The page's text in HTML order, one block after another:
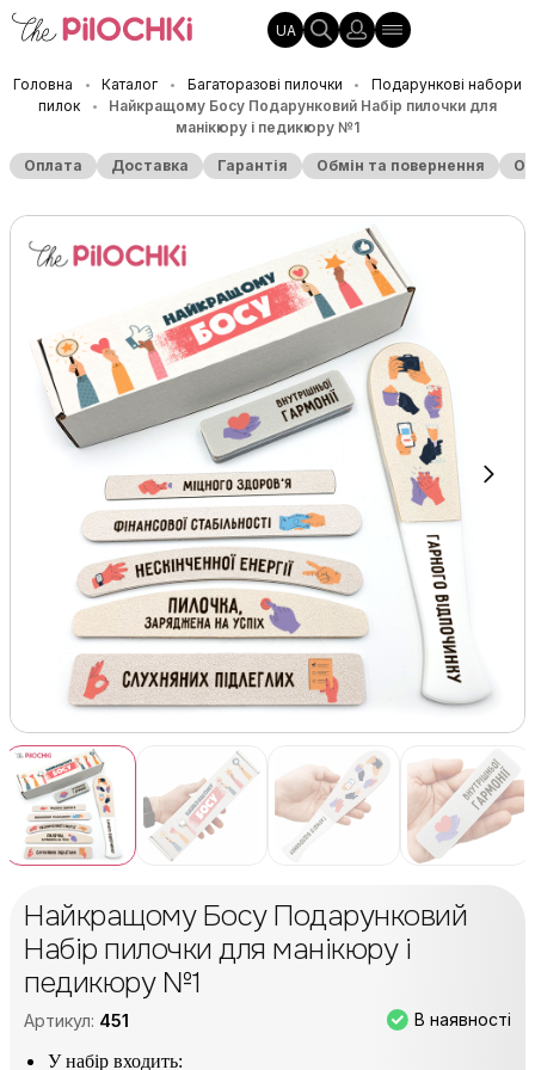
UA
Головна • Каталог • Багаторазові пилочки •
Подарункові набори
пилок
•
Найкращому Босу Подарунковий Набір пилочки для
манікюру і педикюру №1
Оплата Доставка Гарантія Обмін та повернення
Найкращому Босу Подарунковий
Набір пилочки для манікюру і
педикюру №1
Артикул: 451 В наявності
У набір входить: